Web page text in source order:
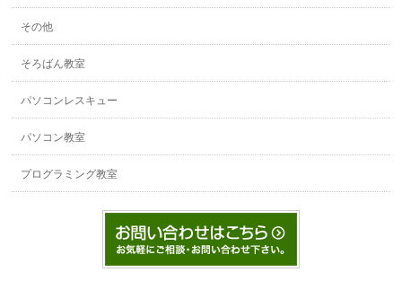
その他
そろばん教室
パソコンレスキュー
パソコン教室
プログラミング教室